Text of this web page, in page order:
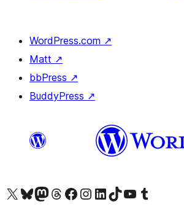
WordPress.com ↗
Matt ↗
bbPress ↗
BuddyPress ↗
Visite a nossa conta X (antigo Twitter)
Visit our Bluesky account
Visit our Mastodon account
Visit our Threads account
Visite a nossa página do Facebook
Visite a nossa conta no Instagram
Visite a nossa conta no LinkedIn
Visit our TikTok account
Visit our YouTube channel
Visit our Tumblr account